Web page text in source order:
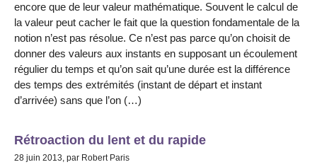
encore que de leur valeur mathématique. Souvent le calcul de
la valeur peut cacher le fait que la question fondamentale de la
notion n’est pas résolue. Ce n’est pas parce qu’on choisit de
donner des valeurs aux instants en supposant un écoulement
régulier du temps et qu’on sait qu’une durée est la différence
des temps des extrémités (instant de départ et instant
d’arrivée) sans que l’on (…)
Rétroaction du lent et du rapide
28 juin 2013, par Robert Paris